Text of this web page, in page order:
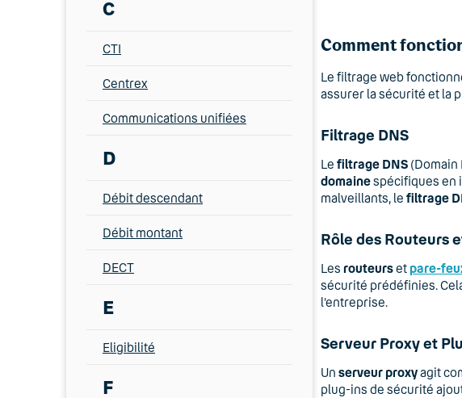
C
CTI
Centrex
Communications unifiées
D
Débit descendant
Débit montant
DECT
E
Eligibilité
F
Comment
Le filtrage web
assurer la sécurité et la
Filtrage DNS
Le filtrage DNS(Domain
domainespécifiques en
malveillants, le filtrage
Rôle des Routeurs
Les routeurset pare-
sécurité prédéfinies.
l’entreprise.
Serveur Proxy et
Un serveur proxyagit
plug-ins de sécurité